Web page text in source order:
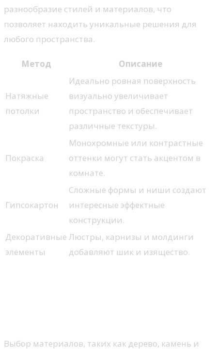
разнообразие стилей и материалов, что
позволяет находить уникальные решения для
любого пространства.
Метод Описание
Натяжные
потолки
Идеально ровная поверхность
визуально увеличивает
пространство и обеспечивает
различные текстуры.
Покраска
Монохромные или контрастные
оттенки могут стать акцентом в
комнате.
Гипсокартон
Сложные формы и ниши создают
интересные эффектные
конструкции.
Декоративные
элементы
Люстры, карнизы и молдинги
добавляют шик и изящество.
Выбор материалов, таких как дерево, камень и